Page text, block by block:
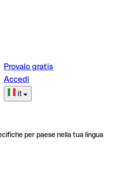
Provalo gratis
Accedi
it
per paese nella tua lingua